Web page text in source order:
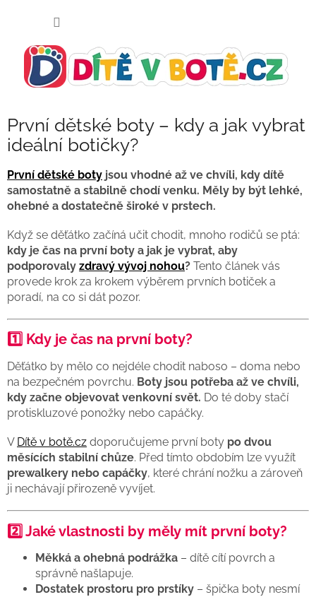
První dětské boty – kdy a jak vybrat
ideální botičky?
První dětské boty jsou vhodné až ve chvíli, kdy dítě
samostatně a stabilně chodí venku. Měly by být lehké,
ohebné a dostatečně široké v prstech.
Když se děťátko začíná učit chodit, mnoho rodičů se ptá:
kdy je čas na první boty a jak je vybrat, aby
podporovaly zdravý vývoj nohou? Tento článek vás
provede krok za krokem výběrem prvních botiček a
poradí, na co si dát pozor.
1️⃣ Kdy je čas na první boty?
Děťátko by mělo co nejdéle chodit naboso – doma nebo
na bezpečném povrchu. Boty jsou potřeba až ve chvíli,
kdy začne objevovat venkovní svět. Do té doby stačí
protiskluzové ponožky nebo capáčky.
V Dítě v botě.cz doporučujeme první boty po dvou
měsících stabilní chůze. Před tímto obdobím lze využít
prewalkery nebo capáčky, které chrání nožku a zároveň
ji nechávají přirozeně vyvíjet.
2️⃣ Jaké vlastnosti by měly mít první boty?
Měkká a ohebná podrážka – dítě cítí povrch a
správně našlapuje.
Dostatek prostoru pro prstíky – špička boty nesmí